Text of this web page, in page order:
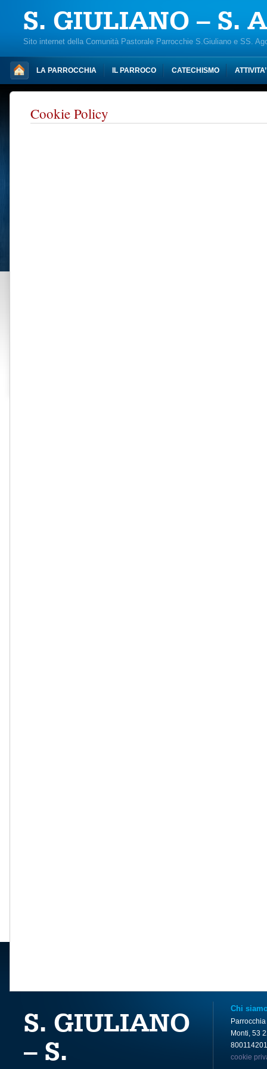
S. GIULIANO – S.
Sito internet della Comunità Pastorale Parrocchie S.Giuliano e SS.
LA PARROCCHIA IL PARROCO CATECHISMO
Cookie Policy
S. GIULIANO
– S.
Chi
Monti, 53
cookie